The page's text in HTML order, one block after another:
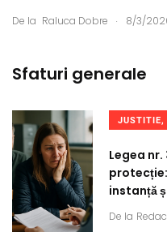
De la Raluca Dobre . 8/3/
Sfaturi generale
JUSTITIE,
Legea
instanță
De la